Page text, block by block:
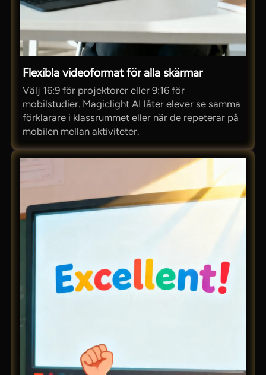
Flexibla videoformat för alla skärmar
Välj 16:9 för projektorer eller 9:16 för
mobilstudier. Magiclight AI låter elever se samma
förklarare i klassrummet eller när de repeterar på
mobilen mellan aktiviteter.